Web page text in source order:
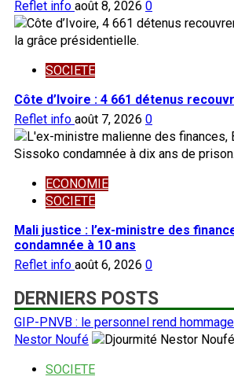
Reflet info août 8, 2026 0
SOCIETE
Côte d’Ivoire : 4 661 détenus
Reflet info août 7, 2026 0
ECONOMIE
SOCIETE
Mali justice : l’ex-ministre des
condamnée à 10 ans
Reflet info août 6, 2026 0
DERNIERS POSTS
GIP-PNVB : le personnel rend
Nestor Noufé
SOCIETE